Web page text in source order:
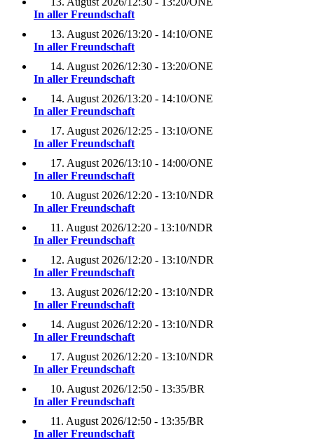
In aller Freundschaft
13. August 2026/13:20 - 14:10/ONE
In aller Freundschaft
14. August 2026/12:30 - 13:20/ONE
In aller Freundschaft
14. August 2026/13:20 - 14:10/ONE
In aller Freundschaft
17. August 2026/12:25 - 13:10/ONE
In aller Freundschaft
17. August 2026/13:10 - 14:00/ONE
In aller Freundschaft
10. August 2026/12:20 - 13:10/NDR
In aller Freundschaft
11. August 2026/12:20 - 13:10/NDR
In aller Freundschaft
12. August 2026/12:20 - 13:10/NDR
In aller Freundschaft
13. August 2026/12:20 - 13:10/NDR
In aller Freundschaft
14. August 2026/12:20 - 13:10/NDR
In aller Freundschaft
17. August 2026/12:20 - 13:10/NDR
In aller Freundschaft
10. August 2026/12:50 - 13:35/BR
In aller Freundschaft
11. August 2026/12:50 - 13:35/BR
In aller Freundschaft